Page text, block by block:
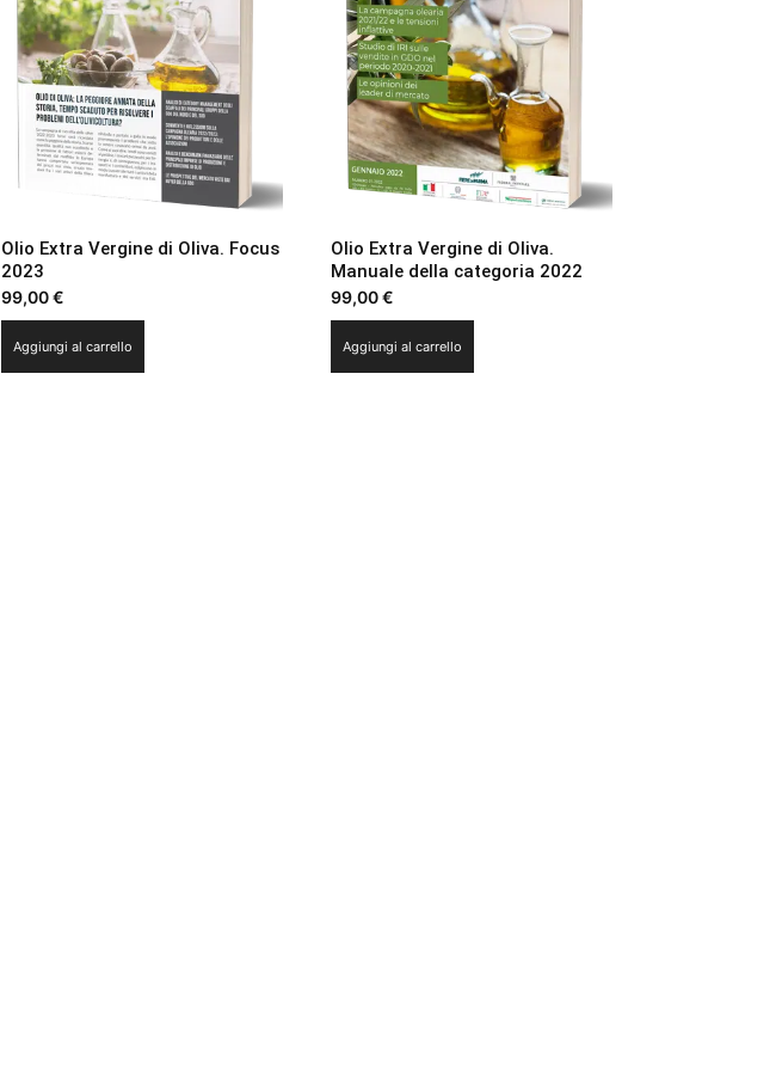
Olio Extra Vergine di Oliva. Focus
2023
99,00€
Aggiungi al carrello
Olio Extra Vergine di Oliva.
Manuale della categoria 2022
99,00€
Aggiungi al carrello